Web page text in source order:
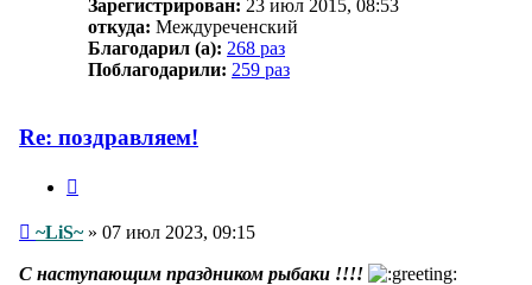
Зарегистрирован: 23 июл 2015, 08:53
откуда: Междуреченский
Благодарил (а): 268 раз
Поблагодарили: 259 раз
Re: поздравляем!
Сообщение
~LiS~» 07 июл 2023, 09:15
С наступающим праздником рыбаки !!!!